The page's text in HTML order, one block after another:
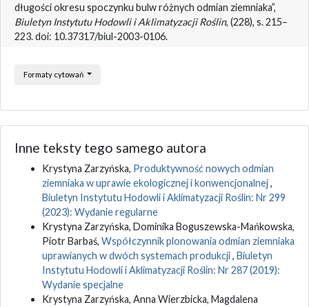
długości okresu spoczynku bulw różnych odmian ziemniaka”,
Biuletyn Instytutu Hodowli i Aklimatyzacji Roślin, (228), s. 215–
223. doi: 10.37317/biul-2003-0106.
Formaty cytowań
Inne teksty tego samego autora
Krystyna Zarzyńska, Produktywność nowych odmian
ziemniaka w uprawie ekologicznej i konwencjonalnej,
Biuletyn Instytutu Hodowli i Aklimatyzacji Roślin: Nr 299
(2023): Wydanie regularne
Krystyna Zarzyńska, Dominika Boguszewska-Mańkowska,
Piotr Barbaś, Współczynnik plonowania odmian ziemniaka
uprawianych w dwóch systemach produkcji, Biuletyn
Instytutu Hodowli i Aklimatyzacji Roślin: Nr 287 (2019):
Wydanie specjalne
Krystyna Zarzyńska, Anna Wierzbicka, Magdalena